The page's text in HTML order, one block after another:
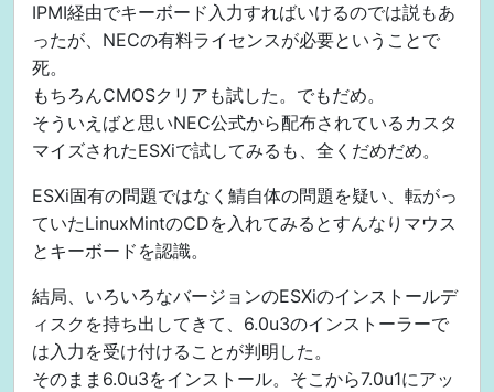
IPMI経由でキーボード入力すればいけるのでは説もあ
ったが、NECの有料ライセンスが必要ということで
死。
もちろんCMOSクリアも試した。でもだめ。
そういえばと思いNEC公式から配布されているカスタ
マイズされたESXiで試してみるも、全くだめだめ。
ESXi固有の問題ではなく鯖自体の問題を疑い、転がっ
ていたLinuxMintのCDを入れてみるとすんなりマウス
とキーボードを認識。
結局、いろいろなバージョンのESXiのインストールデ
ィスクを持ち出してきて、6.0u3のインストーラーで
は入力を受け付けることが判明した。
そのまま6.0u3をインストール。そこから7.0u1にアッ